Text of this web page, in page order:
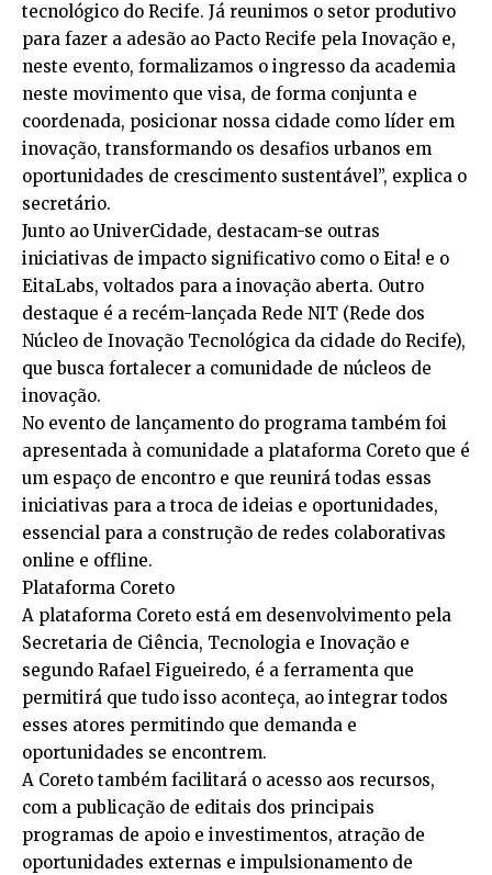
tecnológico do Recife. Já reunimos o setor produtivo
para fazer a adesão ao Pacto Recife pela Inovação e,
neste evento, formalizamos o ingresso da academia
neste movimento que visa, de forma conjunta e
coordenada, posicionar nossa cidade como líder em
inovação, transformando os desafios urbanos em
oportunidades de crescimento sustentável”, explica o
secretário.
Junto ao UniverCidade, destacam-se outras
iniciativas de impacto significativo como o Eita! e o
EitaLabs, voltados para a inovação aberta. Outro
destaque é a recém-lançada Rede NIT (Rede dos
Núcleo de Inovação Tecnológica da cidade do Recife),
que busca fortalecer a comunidade de núcleos de
inovação.
No evento de lançamento do programa também foi
apresentada à comunidade a plataforma Coreto que é
um espaço de encontro e que reunirá todas essas
iniciativas para a troca de ideias e oportunidades,
essencial para a construção de redes colaborativas
online e offline.
Plataforma Coreto
A plataforma Coreto está em desenvolvimento pela
Secretaria de Ciência, Tecnologia e Inovação e
segundo Rafael Figueiredo, é a ferramenta que
permitirá que tudo isso aconteça, ao integrar todos
esses atores permitindo que demanda e
oportunidades se encontrem.
A Coreto também facilitará o acesso aos recursos,
com a publicação de editais dos principais
programas de apoio e investimentos, atração de
oportunidades externas e impulsionamento de